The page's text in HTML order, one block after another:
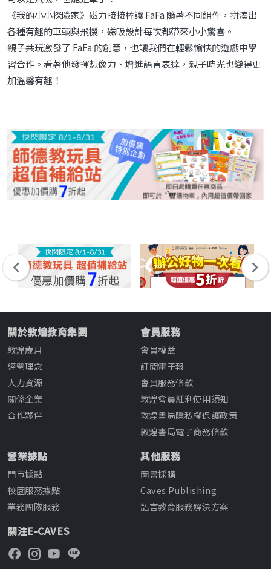
《我的小小探險家》磁力接接棒讓 FaFa 隨著不同組件，拼湊出
各種有趣的車輛與飛機，磁吸設計每次都帶來小小驚喜。
親子共玩激發了 FaFa 的創意，也讓我們在輕鬆愉快的遊戲中學
習合作。看著他發揮想像力、增進語言表達，親子時光也變得更
加溫馨有趣！
關於敦煌教育集團
敦煌歲月
經營理念
人力資源
關係企業
合作夥伴
會員服務
會員權益
訂閱電子報
會員服務條款
敦煌會員紅利使用須知
敦煌書局隱私權保護政策
敦煌書局電子商務條款
營業據點
門市據點
校園服務據點
業務團隊服務
其他服務
圖書採購
Caves Publishing
語言教育服務解決方案
關注E-CAVES